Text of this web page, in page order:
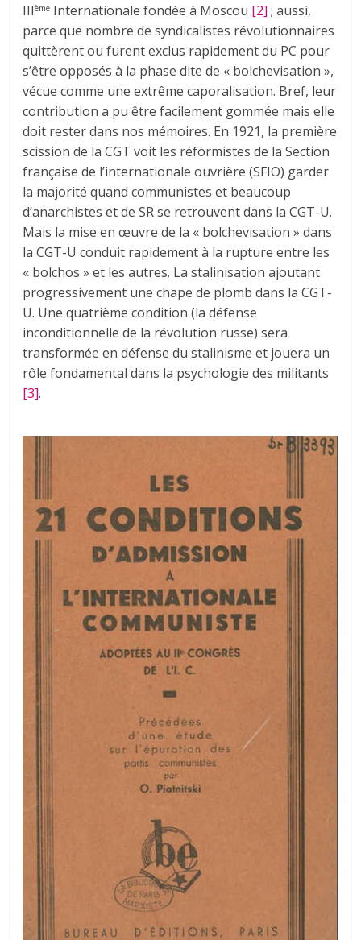
IIIème Internationale fondée à Moscou [2] ; aussi,
parce que nombre de syndicalistes révolutionnaires
quittèrent ou furent exclus rapidement du PC pour
s’être opposés à la phase dite de « bolchevisation »,
vécue comme une extrême caporalisation. Bref, leur
contribution a pu être facilement gommée mais elle
doit rester dans nos mémoires. En 1921, la première
scission de la CGT voit les réformistes de la Section
française de l’internationale ouvrière (SFIO) garder
la majorité quand communistes et beaucoup
d’anarchistes et de SR se retrouvent dans la CGT-U.
Mais la mise en œuvre de la « bolchevisation » dans
la CGT-U conduit rapidement à la rupture entre les
« bolchos » et les autres. La stalinisation ajoutant
progressivement une chape de plomb dans la CGT-
U. Une quatrième condition (la défense
inconditionnelle de la révolution russe) sera
transformée en défense du stalinisme et jouera un
rôle fondamental dans la psychologie des militants
[3].